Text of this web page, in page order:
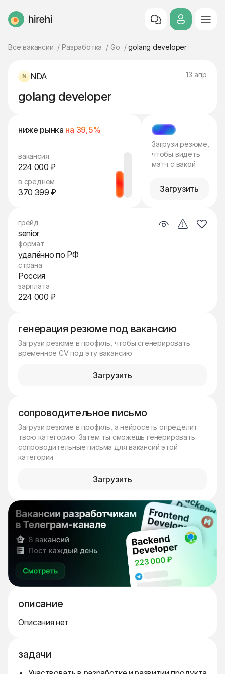
HireHi
Все вакансии Разработка Go golang developer
NDA 13 апр
golang developer
ниже рынка на 39,5%
вакансия
224 000 ₽
в среднем
370 399 ₽
МЭТЧ
Загрузи резюме,
чтобы видеть
мэтч с вакой
Загрузить
генерация резюме под вакансию
Загрузи резюме в профиль, чтобы сгенерировать
временное CV под эту вакансию
Загрузить
сопроводительное письмо
Загрузи резюме в профиль, а нейросеть определит
твою категорию. Затем ты сможешь генерировать
сопроводительные письма для вакансий этой
категории
Загрузить
описание
Описания нет
задачи
грейд
senior
формат
удалённо по РФ
страна
Россия
зарплата
224 000 ₽